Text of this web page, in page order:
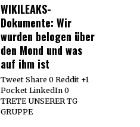
WIKILEAKS-
Dokumente: Wir
wurden belogen über
den Mond und was
auf ihm ist
Tweet Share 0 Reddit +1
Pocket LinkedIn 0
TRETE UNSERER TG
GRUPPE